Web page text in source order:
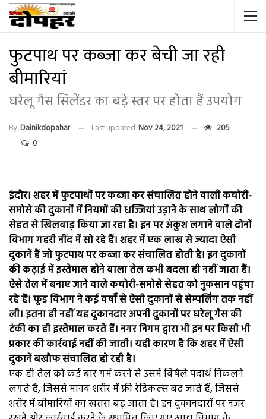
फुटपाथ पर कब्जा कर बेची जा रही
बीमारियां
घरेलू गैस सिलेंडर का बड़े स्तर पर होता हैं उपयोग
By Dainikdopahar Last updated Nov 24, 2021
205
0
इंदौर। शहर में फुटपाथों पर कब्जा कर संचालित होने वाली कचोरी-
समोसे की दुकानों में नियमों की धज्जियां उड़ाने के साथ लोगों की
सेहत से खिलवाड़ किया जा रहा है। इन पर अंकुश लगाने वाले दोनों
विभाग गहरी नींद में सो रहे हैं। शहर में एक लाख से ज्यादा ऐसी
दुकानें हैं जो फुटपाथ पर कब्जा कर संचालित होती है। इन दुकानों
की कढ़ाई में इस्तेमाल होने वाला तेल कभी बदला ही नहीं जाता हैं।
ऐसे तेल में बनाए जाने वाले कचोरी-समोसे सेहत को नुकसान पहुंचा
रहे हैं। फूड विभाग ने कई वर्षों से ऐसी दुकानों से सेम्पलिंग तक नहीं
ली। इतना ही नहीं यह दुकानदार अपनी दुकानों पर घरेलू गैस की
टंकी का ही इस्तेमाल करते हैं। नगर निगम द्वारा भी इन पर किसी भी
प्रकार की कार्रवाई नहीं की जाती। यही कारण है कि शहर में ऐसी
दुकानें बखौफ संचालित हो रही है।
एक ही तेल को कई बार गर्म करने से उसमें विषैले पदार्थ निकलने
लगते हैं, जिससे मानव शरीर में फ्री रेडिकल्स बढ़ जाते हैं, जिससे
शरीर में बीमारियों का खतरा बढ़ जाता है। इन दुकानदारों पर नजर